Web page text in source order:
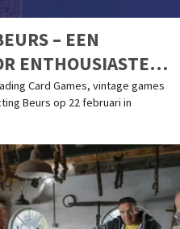
– EEN
ENTHOUSIASTE
Card Games, vintage games
Beurs op 22 februari in